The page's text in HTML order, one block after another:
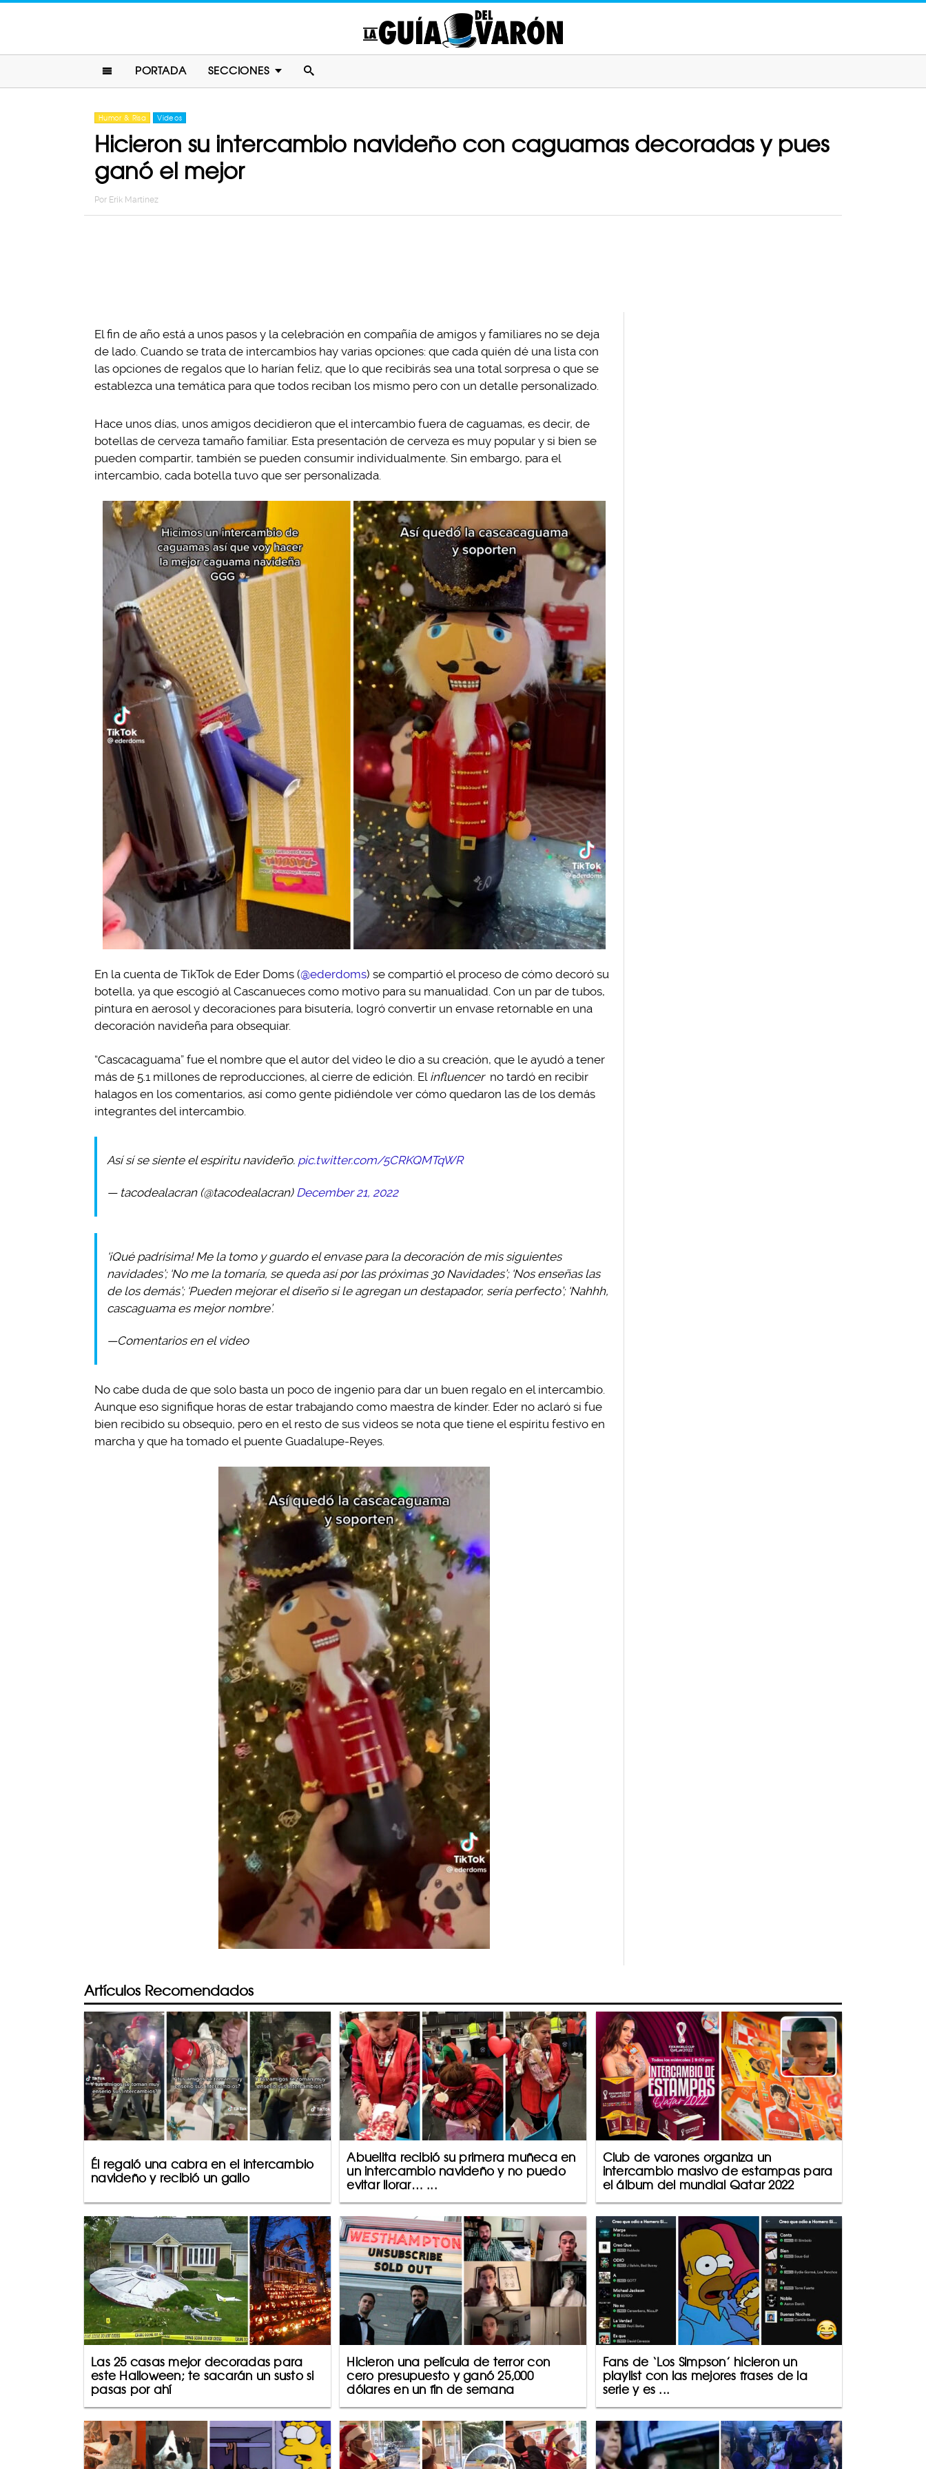
PORTADA SECCIONES
Humor & Risa Videos
Hicieron su intercambio navideño con caguamas decoradas y pues
ganó el mejor
Por Erik Martinez
El fin de año está a unos pasos y la celebración en compañía de amigos y familiares no se deja
de lado. Cuando se trata de intercambios hay varias opciones: que cada quién dé una lista con
las opciones de regalos que lo harían feliz, que lo que recibirás sea una total sorpresa o que se
establezca una temática para que todos reciban los mismo pero con un detalle personalizado.
Hace unos días, unos amigos decidieron que el intercambio fuera de caguamas, es decir, de
botellas de cerveza tamaño familiar. Esta presentación de cerveza es muy popular y si bien se
pueden compartir, también se pueden consumir individualmente. Sin embargo, para el
intercambio, cada botella tuvo que ser personalizada.
En la cuenta de TikTok de Eder Doms (@ederdoms) se compartió el proceso de cómo decoró su
botella, ya que escogió al Cascanueces como motivo para su manualidad. Con un par de tubos,
pintura en aerosol y decoraciones para bisutería, logró convertir un envase retornable en una
decoración navideña para obsequiar.
“Cascacaguama” fue el nombre que el autor del video le dio a su creación, que le ayudó a tener
más de 5.1 millones de reproducciones, al cierre de edición. El influencer no tardó en recibir
halagos en los comentarios, así como gente pidiéndole ver cómo quedaron las de los demás
integrantes del intercambio.
Así sí se siente el espíritu navideño. pic.twitter.com/5CRKQMTqWR
— tacodealacran (@tacodealacran) December 21, 2022
‘¡Qué padrísima! Me la tomo y guardo el envase para la decoración de mis siguientes
navidades’; ‘No me la tomaría, se queda así por las próximas 30 Navidades’; ‘Nos enseñas las
de los demás’; ‘Pueden mejorar el diseño si le agregan un destapador, sería perfecto’; ‘Nahhh,
cascaguama es mejor nombre’.
—Comentarios en el video
No cabe duda de que solo basta un poco de ingenio para dar un buen regalo en el intercambio.
Aunque eso signifique horas de estar trabajando como maestra de kínder. Eder no aclaró si fue
bien recibido su obsequio, pero en el resto de sus videos se nota que tiene el espíritu festivo en
marcha y que ha tomado el puente Guadalupe-Reyes.
Artículos Recomendados
Él regaló una cabra en el intercambio
navideño y recibió un gallo
Abuelita recibió su primera muñeca en
un intercambio navideño y no puedo
evitar llorar… ...
Club de varones organiza un
intercambio masivo de estampas para
el álbum del mundial Qatar 2022
Las 25 casas mejor decoradas para
este Halloween; te sacarán un susto si
pasas por ahí
Hicieron una película de terror con
cero presupuesto y ganó 25,000
dólares en un fin de semana
Fans de ‘Los Simpson’ hicieron un
playlist con las mejores frases de la
serie y es ...